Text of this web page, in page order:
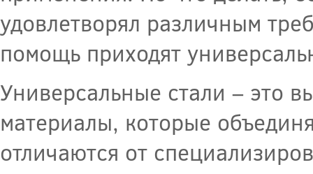
удовлетворял различным
помощь приходят
Универсальные стали – это
материалы, которые
отличаются от